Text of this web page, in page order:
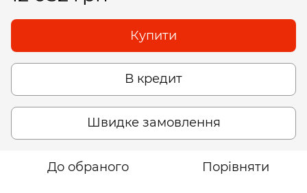
Купити
В кредит
Швидке замовлення
До обраного Порівняти